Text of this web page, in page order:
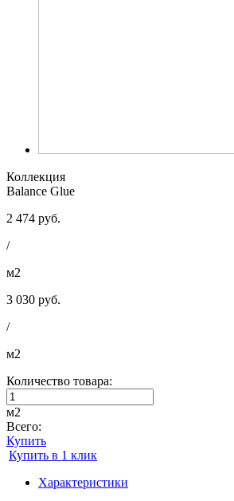
Коллекция
Balance Glue
2 474 руб.
/
м2
3 030 руб.
/
м2
Количество товара:
м2
Всего:
Купить
Купить в 1 клик
Характеристики